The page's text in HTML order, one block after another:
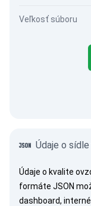
Veľkosť súboru
Údaje o
Údaje o kvalite
formáte JSON
dashboard,